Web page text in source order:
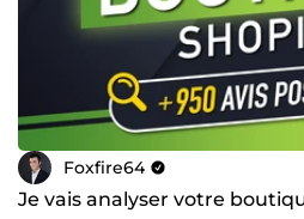
Foxfire64
Je vais analyser votre